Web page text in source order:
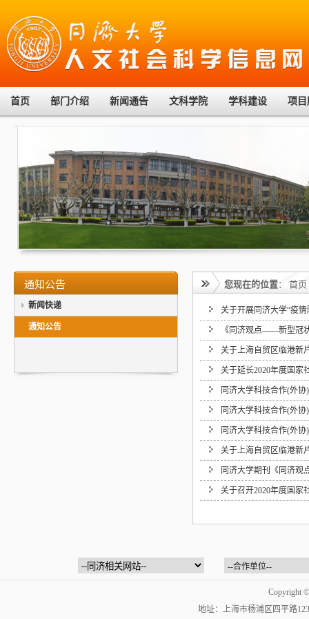
首页 部门介绍 新闻通告 文科学院 学科建设 项目
通知公告
新闻快递
通知公告
您现在的位置： 首页
关于开展同济大学“疫
《同济观点——新型冠
关于上海自贸区临港新
关于延长2020年度国家
同济大学科技合作(外
同济大学科技合作(外
同济大学科技合作(外
关于上海自贸区临港新
同济大学期刊《同济观
关于召开2020年度国家
Copyright
地址：上海市杨浦区四平路